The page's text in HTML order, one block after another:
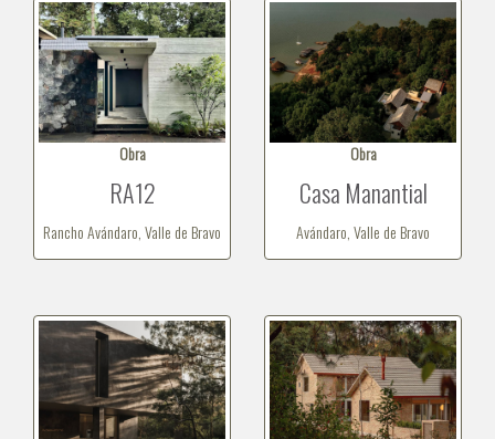
Obra
RA12
Rancho Avándaro, Valle de Bravo
Obra
Casa Manantial
Avándaro, Valle de Bravo